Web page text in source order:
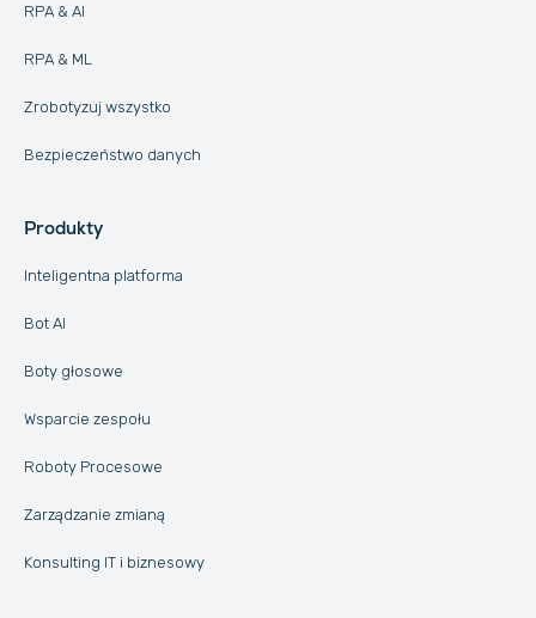
RPA & AI
RPA & ML
Zrobotyzuj wszystko
Bezpieczeństwo danych
Produkty
Inteligentna platforma
Bot AI
Boty głosowe
Wsparcie zespołu
Roboty Procesowe
Zarządzanie zmianą
Konsulting IT i biznesowy